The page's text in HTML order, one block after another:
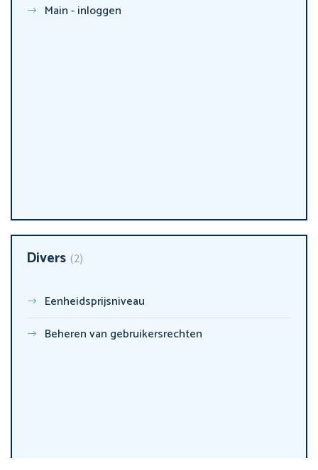
Main - inloggen
Divers 2
Eenheidsprijsniveau
Beheren van gebruikersrechten